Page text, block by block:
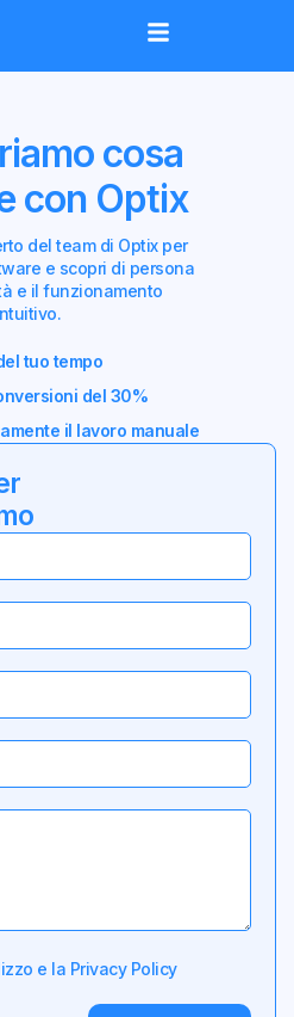
cosa
con Optix
del team di Optix per
e scopri di persona
e il funzionamento
tuo tempo
del 30%
il lavoro manuale
e la Privacy Policy